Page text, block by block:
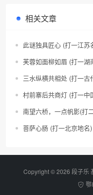
相关文章
此谜独具匠心 (打一江苏
芙蓉如面柳如眉 (打一湖
三水纵横共相处 (打一古
村前寨后共商灯 (打一中
南望六桥，一点帆影(打
菩萨心肠 (打一北京地名)
Copyright © 2026 段子乐
鄂